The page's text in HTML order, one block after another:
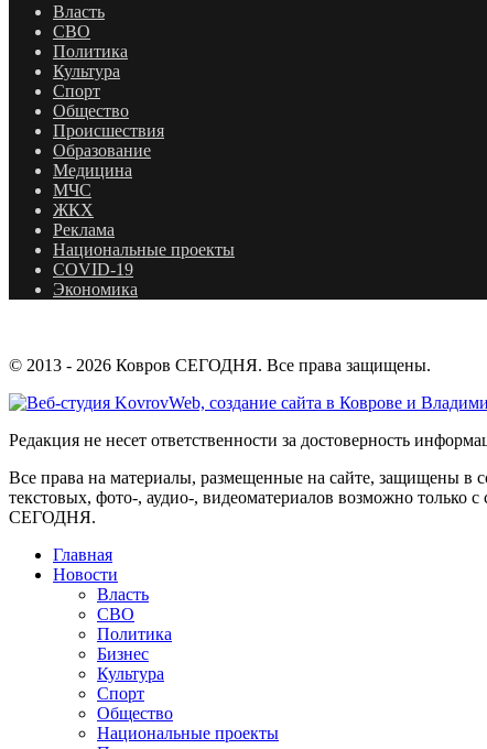
Власть
СВО
Политика
Культура
Спорт
Общество
Происшествия
Образование
Медицина
МЧС
ЖКХ
Реклама
Национальные проекты
COVID-19
Экономика
© 2013 - 2026 Ковров СЕГОДНЯ. Все права защищены.
Редакция не несет ответственности за достоверность
Все права на материалы, размещенные на сайте, защищены в
текстовых, фото-, аудио-, видеоматериалов возможно только
СЕГОДНЯ.
Главная
Новости
Власть
СВО
Политика
Бизнес
Культура
Спорт
Общество
Национальные проекты